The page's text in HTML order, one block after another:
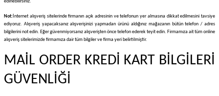
edinebilirsiniz.
Not: İnternet alışveriş sitelerinde firmanın açık adresinin ve telefonun yer almasına dikkat edilmesini tavsiye
ediyoruz. Alışveriş yapacaksanız alışverişinizi yapmadan ürünü aldığınız mağazanın bütün telefon / adres
bilgilerini not edin. Eğer güvenmiyorsanız alışverişten önce telefon ederek teyit edin. Firmamıza ait tüm online
alışveriş sitelerimizde firmamıza dair tüm bilgiler ve firma yeri belirtilmiştir.
MAİL ORDER KREDİ KART BİLGİLERİ
GÜVENLİĞİ